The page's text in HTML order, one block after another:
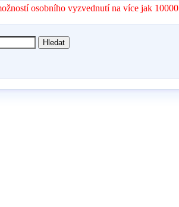
osobního vyzvednutí na více jak